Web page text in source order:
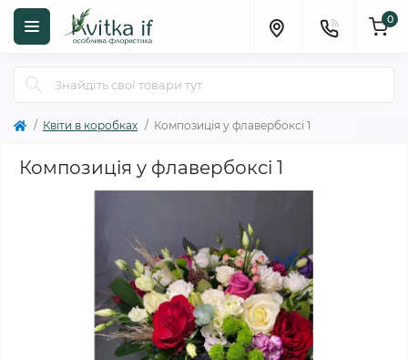
0
Квіти в коробках Композиція у флавербоксі 1
Композиція у флавербоксі 1